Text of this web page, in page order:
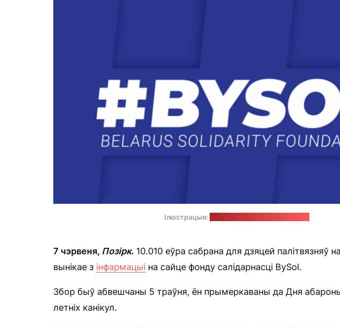
Ілюстрацыя:
7 чэрвеня, Позірк. 10.010 еўра сабрана для дзяцей палітвязняў
вынікае з інфармацыі на сайце фонду салідарнасці BySol.
Збор быў абвешчаны 5 траўня, ён прымеркаваны да Дня абароны
летніх канікул.